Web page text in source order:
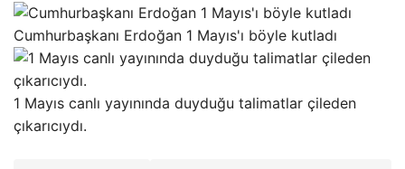
Cumhurbaşkanı Erdoğan 1 Mayıs'ı böyle kutladı
1 Mayıs canlı yayınında duyduğu talimatlar çileden
çıkarıcıydı.